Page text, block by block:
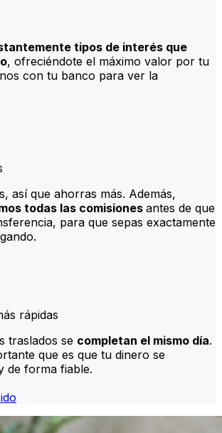
tipos de interés que
, ofreciéndote el máximo valor por tu
con tu banco para ver la
así que ahorras más. Además,
todas las comisiones antes de que
para que sepas exactamente
rápidas
traslados se completan el mismo día.
que es que tu dinero se
de forma fiable.